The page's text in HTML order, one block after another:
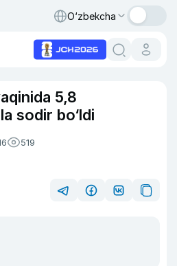
O‘zbekcha
5,8
sodir bo‘ldi
519